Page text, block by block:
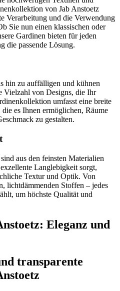
von Jab Anstoetz
Verarbeitung und die Verwendung
Sie nun einen klassischen oder
Gardinen bieten für jeden
die passende Lösung.
hin zu auffälligen und kühnen
Vielzahl von Designs, die Ihr
umfasst eine breite
es Ihnen ermöglichen, Räume
zu gestalten.
aus den feinsten Materialien
Langlebigkeit sorgt,
Textur und Optik. Von
lichtdämmenden Stoffen – jedes
um höchste Qualität und
Eleganz und
transparente